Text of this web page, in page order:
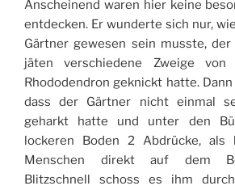
Anscheinend waren hier keine
entdecken. Er wunderte sich nur,
Gärtner gewesen sein musste,
jäten verschiedene Zweige von
Rhododendron geknickt hatte.
dass der Gärtner nicht einmal
geharkt hatte und unter den
lockeren Boden 2 Abdrücke, als
Menschen direkt auf dem
Blitzschnell schoss es ihm